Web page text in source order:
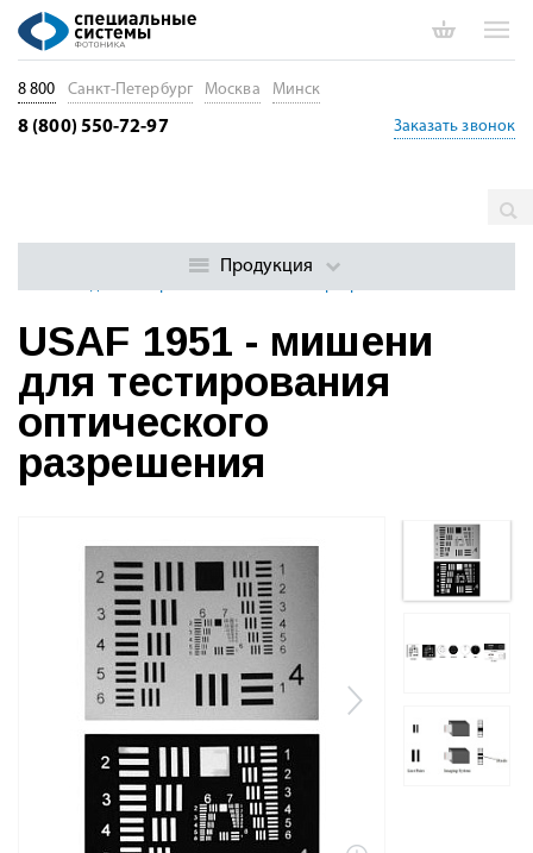
Мишени для юстировки оптики
USAF 1951 - мишени
для тестирования
оптического
разрешения
8 800 Санкт-Петербург Москва Минск
8 (800) 550-72-97 Заказать звонок
Продукция